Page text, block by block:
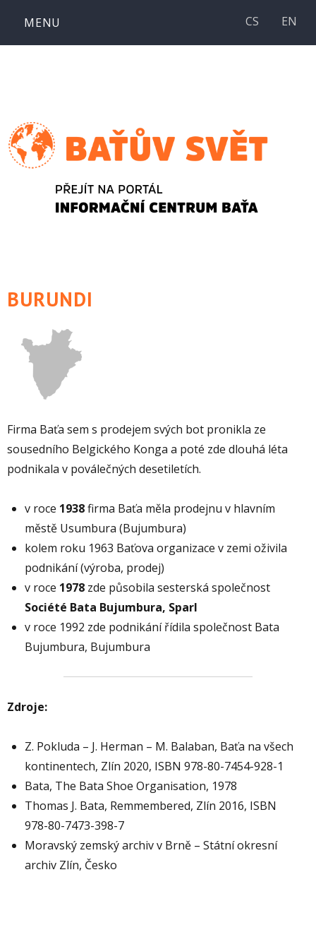
obsahu
MENU CS EN
BURUNDI
Firma Baťa sem s prodejem svých bot pronikla ze
sousedního Belgického Konga a poté zde dlouhá léta
podnikala v poválečných desetiletích.
v roce 1938firma Baťa měla prodejnu v hlavním
městě Usumbura (Bujumbura)
kolem roku 1963 Baťova organizace v zemi oživila
podnikání (výroba, prodej)
v roce 1978 zde působila sesterská společnost
Société Bata Bujumbura, Sparl
v roce 1992 zde podnikání řídila společnost Bata
Bujumbura, Bujumbura
Zdroje:
Z. Pokluda – J. Herman – M. Balaban, Baťa na všech
kontinentech, Zlín 2020, ISBN 978-80-7454-928-1
Bata, The Bata Shoe Organisation, 1978
Thomas J. Bata, Remmembered, Zlín 2016, ISBN
978-80-7473-398-7
Moravský zemský archiv v Brně – Státní okresní
archiv Zlín, Česko